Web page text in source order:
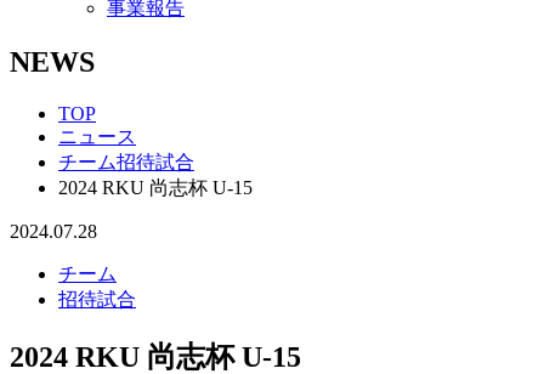
事業報告
NEWS
TOP
ニュース
チーム招待試合
2024 RKU 尚志杯 U-15
2024.07.28
チーム
招待試合
2024 RKU 尚志杯 U-15